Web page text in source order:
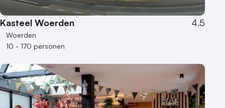
Bijzondere locaties
Buitenlocatie
Duurzame locatie
Heisessie
Hotel
Hybride events
Kasteel Woerden 4.5
Woerden
10 - 170 personen